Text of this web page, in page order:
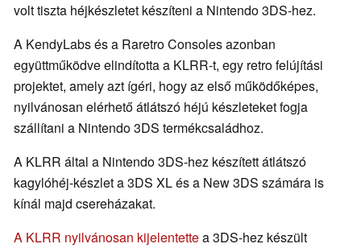
volt tiszta héjkészletet készíteni a Nintendo 3DS-hez.
A KendyLabs és a Raretro Consoles azonban
együttműködve elindította a KLRR-t, egy retro felújítási
projektet, amely azt ígéri, hogy az első működőképes,
nyilvánosan elérhető átlátszó héjú készleteket fogja
szállítani a Nintendo 3DS termékcsaládhoz.
A KLRR által a Nintendo 3DS-hez készített átlátszó
kagylóhéj-készlet a 3DS XL és a New 3DS számára is
kínál majd csereházakat.
A KLRR nyilvánosan kijelentettea 3DS-hez készült